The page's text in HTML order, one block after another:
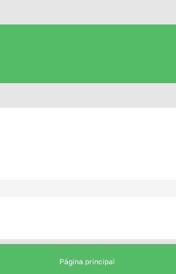
Página principal